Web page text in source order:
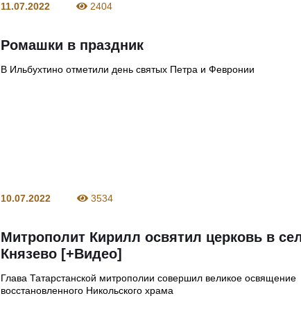
11.07.2022 2404
Ромашки в праздник
В Ильбухтино отметили день святых Петра и Февронии
10.07.2022 3534
Митрополит Кирилл освятил церковь в
Князево [+Видео]
Глава Татарстанской митрополии совершил великое освящение
восстановленного Никольского храма